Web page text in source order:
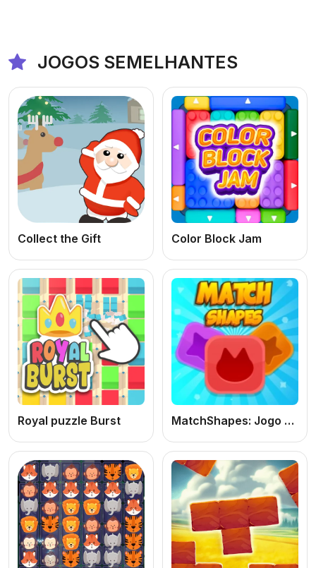
JOGOS SEMELHANTES
Collect the Gift Color Block Jam
Royal puzzle Burst MatchShapes: Jogo de Puzzle Online Grátis de Combinar Formas e Lógica